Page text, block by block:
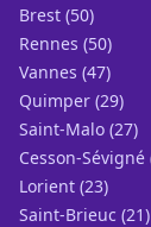
Brest (50)
Rennes (50)
Vannes (47)
Quimper (29)
Saint-Malo (27)
Cesson-Sévigné
Lorient (23)
Saint-Brieuc (21)